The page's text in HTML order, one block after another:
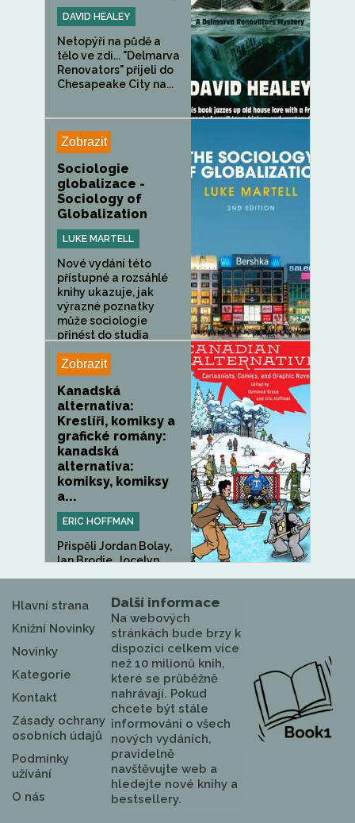
DAVID HEALEY
Netopýři na půdě a
tělo ve zdi... "Delmarva
Renovators" přijeli do
Chesapeake City na...
Zobrazit
Sociologie
globalizace -
Sociology of
Globalization
LUKE MARTELL
Nové vydání této
přístupné a rozsáhlé
knihy ukazuje, jak
výrazné poznatky
může sociologie
přinést do studia
Zobrazit
Kanadská
alternativa:
Kreslíři, komiksy a
grafické romány:
kanadská
alternativa:
komiksy, komiksy
a...
ERIC HOFFMAN
Přispěli Jordan Bolay,
Ian Brodie, Jocelyn
Hlavní strana
Knižní Novinky
Novinky
Kategorie
Kontakt
Zásady ochrany
osobních údajů
Podmínky
užívání
O nás
Další informace
Na webových
stránkách bude brzy k
dispozici celkem více
než 10 milionů knih,
které se průběžně
nahrávají. Pokud
chcete být stále
informováni o všech
nových vydáních,
pravidelně
navštěvujte web a
hledejte nové knihy a
bestsellery.